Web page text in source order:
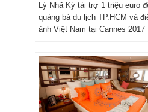
Lý Nhã Kỳ tài trợ 1 triệu euro
quảng bá du lịch TP.HCM và
ảnh Việt Nam tại Cannes 2017